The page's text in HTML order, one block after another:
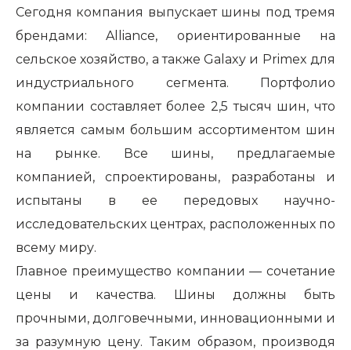
Сегодня компания выпускает шины под тремя
брендами:Alliance, ориентированные на
сельское хозяйство, а также Galaxy и Primex для
индустриального сегмента. Портфолио
компании составляет более 2,5 тысяч шин, что
является самым большим ассортиментом шин
на рынке. Все шины, предлагаемые
компанией, спроектированы, разработаны и
испытаны в ее передовых научно-
исследовательских центрах, расположенных по
всему миру.
Главное преимущество компании — сочетание
цены и качества. Шины должны быть
прочными, долговечными, инновационными и
за разумную цену. Таким образом, производя